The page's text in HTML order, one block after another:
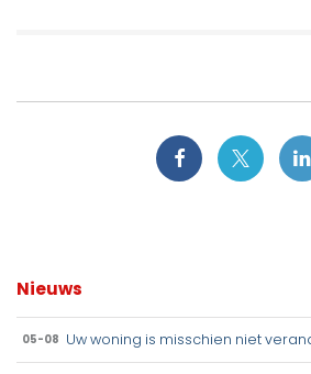
Nieuws
05-08 Uw woning is misschien niet